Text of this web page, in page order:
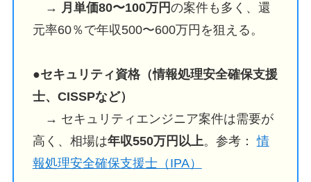
→ 月単価80〜100万円の案件も多く、還
元率60％で年収500〜600万円を狙える。
●セキュリティ資格（情報処理安全確保支援
士、CISSPなど）
→ セキュリティエンジニア案件は需要が
高く、相場は年収550万円以上。参考：情
報処理安全確保支援士（IPA）